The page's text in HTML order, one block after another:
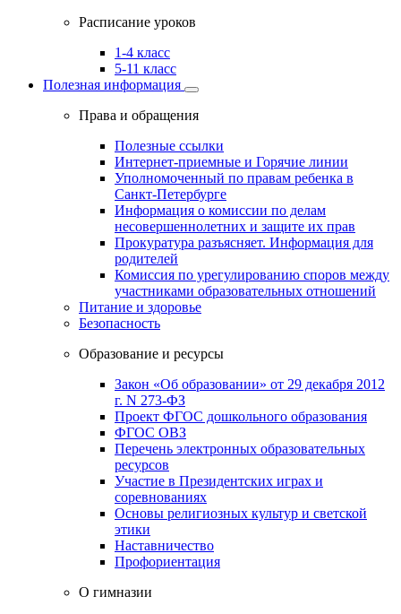
Расписание уроков
1-4 класс
5-11 класс
Полезная информация
Права и обращения
Полезные ссылки
Интернет-приемные и Горячие линии
Уполномоченный по правам ребенка в
Санкт-Петербурге
Информация о комиссии по делам
несовершеннолетних и защите их прав
Прокуратура разъясняет. Информация для
родителей
Комиссия по урегулированию споров между
участниками образовательных отношений
Питание и здоровье
Безопасность
Образование и ресурсы
Закон «Об образовании» от 29 декабря 2012
г. N 273-ФЗ
Проект ФГОС дошкольного образования
ФГОС ОВЗ
Перечень электронных образовательных
ресурсов
Участие в Президентских играх и
соревнованиях
Основы религиозных культур и светской
этики
Наставничество
Профориентация
О гимназии